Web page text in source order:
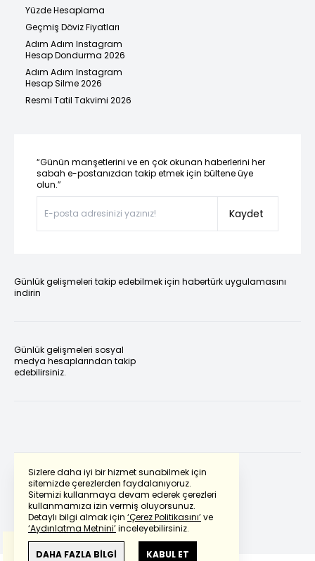
Sizlere daha iyi bir hizmet sunabilmek için
sitemizde çerezlerden faydalanıyoruz.
Sitemizi kullanmaya devam ederek çerezleri
kullanmamıza izin vermiş oluyorsunuz.
Detaylı bilgi almak için ‘Çerez Politikasını’ve
‘Aydınlatma Metnini’inceleyebilirsiniz.
DAHA FAZLA BİLGİ KABUL ET
Yüzde Hesaplama
Geçmiş Döviz Fiyatları
Adım Adım Instagram
Hesap Dondurma 2026
Adım Adım Instagram
Hesap Silme 2026
Resmi Tatil Takvimi 2026
“Günün manşetlerini ve en çok okunan haberlerini her
sabah e-postanızdan takip etmek için bültene üye
olun.”
Kaydet
Günlük gelişmeleri takip edebilmek için habertürk uygulamasını
indirin
Günlük gelişmeleri sosyal
medya hesaplarından takip
edebilirsiniz.
Powered by Translate
Bu çevirideGoogle Transletekullanılmıştır.
Anlam ve çeviri hatalarından
haberturk.com